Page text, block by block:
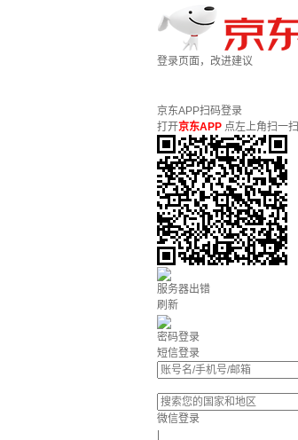
登录页面，改进建议
京东APP扫码登录
打开京东APP 点左上角扫一扫
服务器出错
刷新
密码登录
短信登录
微信登录